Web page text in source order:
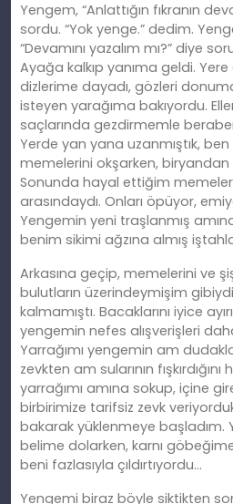
Yengem, “Anlattığın fıkranın
sordu. “Yok yenge.” dedim.
“Devamını yazalım mı?” diye
Ayağa kalkıp yanıma geldi.
dizlerime dayadı, gözleri
isteyen yarağıma bakıyordu.
saçlarında gezdirmemle
Yerde yan yana uzanmıştık,
memelerini okşarken,
Sonunda hayal ettiğim memeler
arasındaydı. Onları öpüyor,
Yengemin yeni traşlanmış am
benim sikimi ağzına almış
Arkasına geçip, memelerini ve
bulutların üzerindeymişim
kalmamıştı. Bacaklarını iyice
yengemin nefes alışverişleri
Yarrağımı yengemin am
zevkten am sularının
yarrağımı amına sokup, içine
birbirimize tarifsiz zevk
bakarak yüklenmeye başladım.
belime dolarken, karnı
beni fazlasıyla çıldırtıyordu…
Yengemi biraz böyle siktikten